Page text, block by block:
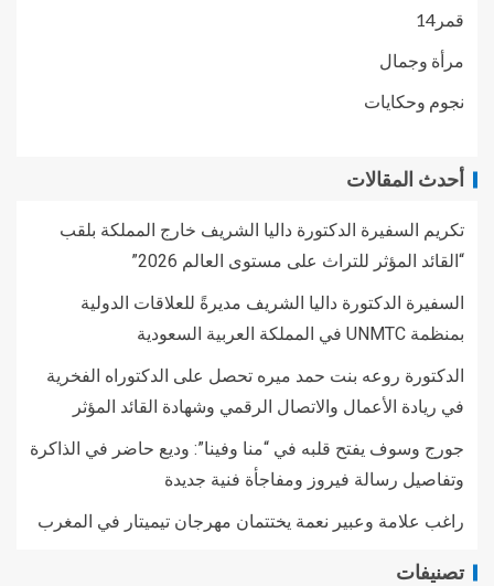
قمر14
مرأة وجمال
نجوم وحكايات
أحدث المقالات
تكريم السفيرة الدكتورة داليا الشريف خارج المملكة بلقب
“القائد المؤثر للتراث على مستوى العالم 2026”
السفيرة الدكتورة داليا الشريف مديرةً للعلاقات الدولية
بمنظمة UNMTC في المملكة العربية السعودية
الدكتورة روعه بنت حمد ميره تحصل على الدكتوراه الفخرية
في ريادة الأعمال والاتصال الرقمي وشهادة القائد المؤثر
جورج وسوف يفتح قلبه في “منا وفينا”: وديع حاضر في الذاكرة
وتفاصيل رسالة فيروز ومفاجأة فنية جديدة
راغب علامة وعبير نعمة يختتمان مهرجان تيميتار في المغرب
تصنيفات